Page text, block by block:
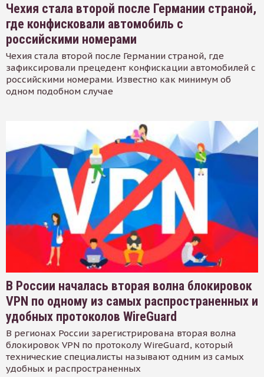
Чехия стала второй после Германии страной,
где конфисковали автомобиль с
российскими номерами
Чехия стала второй после Германии страной, где
зафиксировали прецедент конфискации автомобилей с
российскими номерами. Известно как минимум об
одном подобном случае
В России началась вторая волна блокировок
VPN по одному из самых распространенных и
удобных протоколов WireGuard
В регионах России зарегистрирована вторая волна
блокировок VPN по протоколу WireGuard, который
технические специалисты называют одним из самых
удобных и распространенных